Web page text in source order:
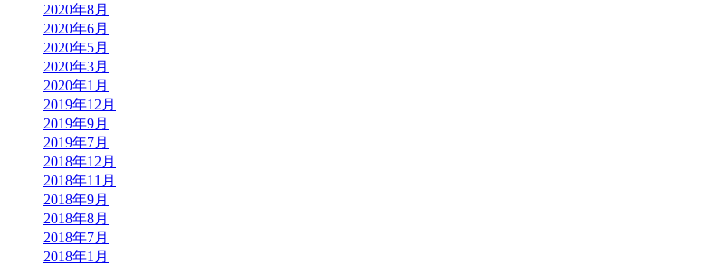
2020年8月
2020年6月
2020年5月
2020年3月
2020年1月
2019年12月
2019年9月
2019年7月
2018年12月
2018年11月
2018年9月
2018年8月
2018年7月
2018年1月